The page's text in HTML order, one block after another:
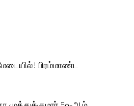
பிரம்மாண்ட